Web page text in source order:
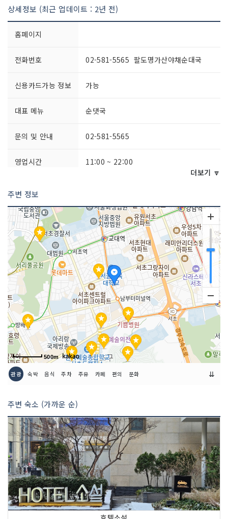
상세정보 (최근 업데이트 : 2년 전)
홈페이지
전화번호 02-581-5565 팔도명가산야채순대국
신용카드가능 정보 가능
대표 메뉴 순댓국
문의 및 안내 02-581-5565
영업시간 11:00 ~ 22:00
쉬는날 일요일 / 명절당일
좌석수 100석
금연/흡연 여부 모두 금연석
취급 메뉴 순댓국 / 뼈해장국 / 오리백숙 외
인허가번호 20150099672
더보기 🔽
주변 정보
500m
관광 숙박 음식 주차 주유 카페 편의 문화 ⇊
주변 숙소 (가까운 순)